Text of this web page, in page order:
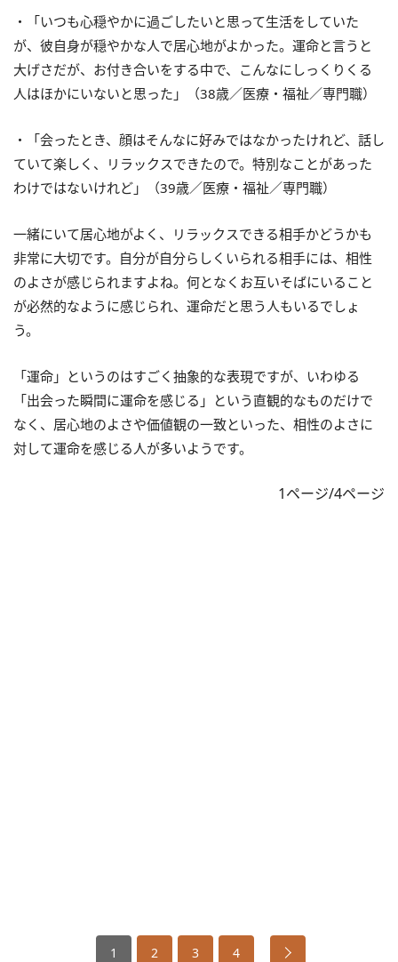
・「いつも心穏やかに過ごしたいと思って生活をしていた
が、彼自身が穏やかな人で居心地がよかった。運命と言うと
大げさだが、お付き合いをする中で、こんなにしっくりくる
人はほかにいないと思った」（38歳／医療・福祉／専門職）
・「会ったとき、顔はそんなに好みではなかったけれど、話し
ていて楽しく、リラックスできたので。特別なことがあった
わけではないけれど」（39歳／医療・福祉／専門職）
一緒にいて居心地がよく、リラックスできる相手かどうかも
非常に大切です。自分が自分らしくいられる相手には、相性
のよさが感じられますよね。何となくお互いそばにいること
が必然的なように感じられ、運命だと思う人もいるでしょ
う。
「運命」というのはすごく抽象的な表現ですが、いわゆる
「出会った瞬間に運命を感じる」という直観的なものだけで
なく、居心地のよさや価値観の一致といった、相性のよさに
対して運命を感じる人が多いようです。
1ページ/4ページ
1 2 3 4